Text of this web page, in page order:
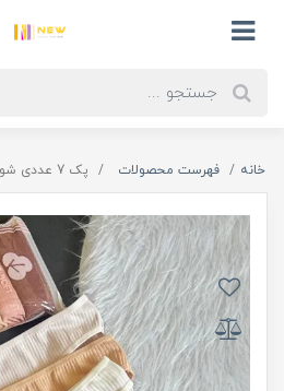
خانه فهرست محصولات پک 7 عددی شورت اسلیپ کبریتی کوزا